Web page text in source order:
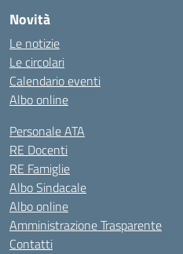
Novità
Le notizie
Le circolari
Calendario eventi
Albo online
Personale ATA
RE Docenti
RE Famiglie
Albo Sindacale
Albo online
Amministrazione Trasparente
Contatti